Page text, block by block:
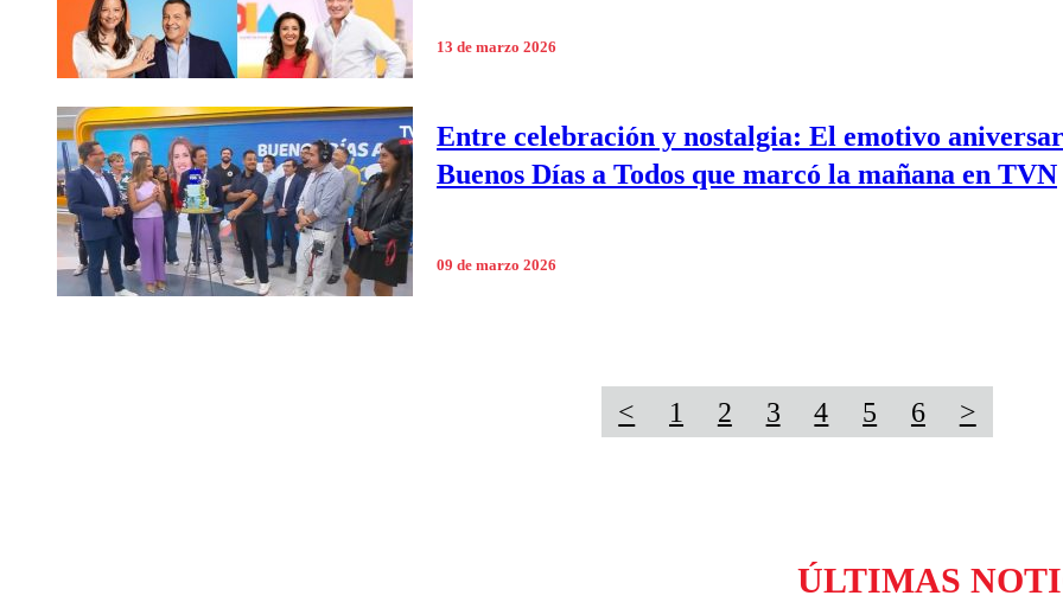
13 de marzo 2026
Entre celebración y nostalgia: El emotivo
Buenos Días a Todos que marcó la mañana en TVN
09 de marzo 2026
< 1 2 3 4 5 6 >
ÚLTIMAS